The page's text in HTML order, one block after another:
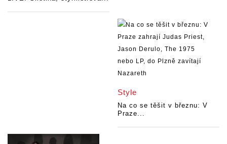
Style
Na co se těšit v březnu: V
Praze...